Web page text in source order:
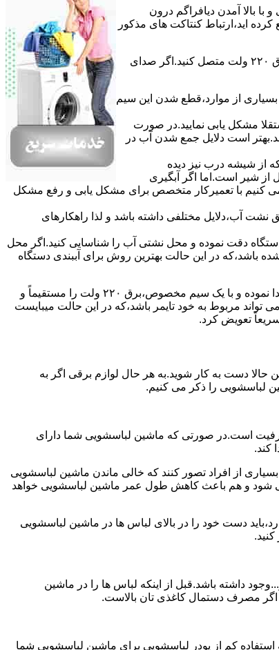
از اﺗﻤﺎم عمل آﺑﮕﯿﺮی و ﺑﺎ ﺑﺎﻻ آﻣﺪن دﯾﺎﻓﺮاﮔﻢ درون
را ﻗﻄﻊ کرده اید،ارﺗﺒﺎط ﮐﻨﺘﺎﮐﺖ ﻫﺎی ﻣﺬﮐﻮر
۲٫ ﻣﻮﺗﻮر ﺗﺎﯾﻤﺮ لباسشویی ﺳﻮﺧﺘﻪ اﺳﺖ.نحوه رﻓﻊ:سیمهای ﺑﻮﺑﯿﻦ ﻣﻮﺗﻮر ﺗﺎﯾﻤﺮ ماشین لباسشویی را از ﺳﺎﯾﺮ قسمتهای ﻣﺪار ﺟﺪا کرده و مستقیماً ﺑﻪ برق ۲۲۰ وﻟﺖ ﻣﺘﺼﻞ کنید.اﮔﺮ ﺻﺪای
ﺑﺴﯿﺎری از موارد،ﻗﻄﻊ ﺷﺪن اﯾﻦ ﺳﯿﻢ
مشکل یابی نمایید.در صورت
است دلایل جمع شدن آب در
از ﺷﯿﺸﻪ درب ﻧﯿﺰ دﯾﺪه
شیر است.اما اگر آبگیری
کنیم با تعمیرکار متخصص برای مشکل یابی و رفع مشکل
آب،دلایل مختلفی داشته باشد و لذا راهکارهای
دقت نموده و ﻣﺤﻞ نشتی آب را ﺷﻨﺎﺳﺎﯾﯽ کنید.اﮔﺮ ﻣﺤﻞ
در این حالت بهترین روش برای آببندی دستگاه
مشکل ۷:ﻫﯿﺘﺮ لباسشویی آب را ﮔﺮم نمیکند.نحوه رﻓﻊ:ﻫﻤﺎﻧﻨﺪ ﮔﺬﺷﺘﻪ بهمنظور اﻓﺰاﯾﺶ ﺳﺮﻋﺖ ﻋﻤﻞ در مشکلیابی،بهتر است سیمهای راﺑﻂ ﻫﯿﺘﺮ را ﺟﺪا ﻧﻤﻮده و ﺑﺎ ﯾﮏ ﺳﯿﻢ ﻣﺨﺼﻮص،برق ۲۲۰ ولت را مستقیماً و
می تواند مربوط به ﺧﻮد ﺗﺎﯾﻤﺮ باشد،ﮐﻪ در این حالت میبایست
ﺗﻌﻮﯾﺾ کرد.
حالا دست به کار شوید.به هر حال لوازم برقی اگر به
ظرفیت است.در صورتی که ماشین لباسشویی شما دارای
از افراد تصور کنند که خالی ماندن ماشین لباسشویی
شود و هم باعث کاهش طول عمر ماشین لباسشویی خواهد
دست خود را در بالای لباس ها در ماشین لباسشویی
داشته باشد.قبل از اینکه لباس ها را در ماشین
اگر مصرف دستمال کاغذی تان بالاست.
کم از پودر لباسشویی برای ماشین لباسشویی شما